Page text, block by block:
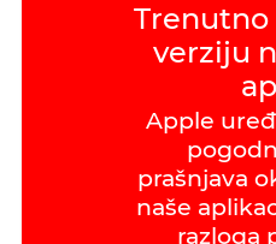
Trenutno
verziju
Apple
prašnjava
naše
razloga